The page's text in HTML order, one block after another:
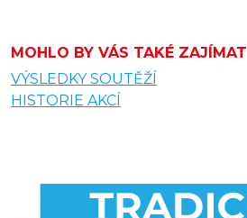
MOHLO BY VÁS TAKÉ ZAJÍMAT
VÝSLEDKY SOUTĚŽÍ
HISTORIE AKCÍ